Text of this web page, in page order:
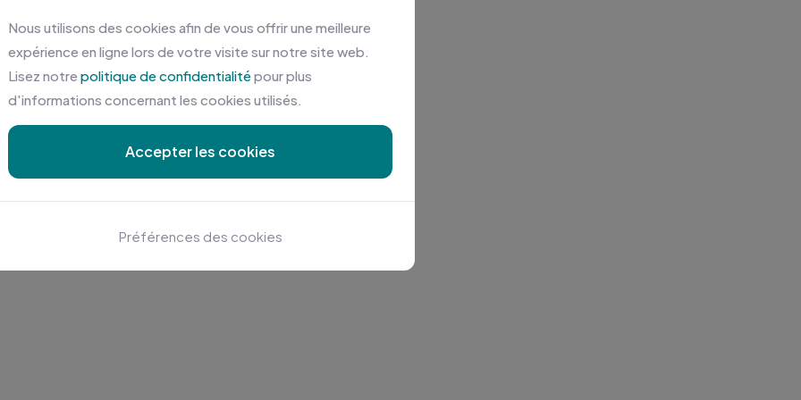
Nous utilisons des cookies afin de vous offrir une meilleure
expérience en ligne lors de votre visite sur notre site web.
Lisez notre politique de confidentialitépour plus
d'informations concernant les cookies utilisés.
Accepter les cookies
Préférences des cookies